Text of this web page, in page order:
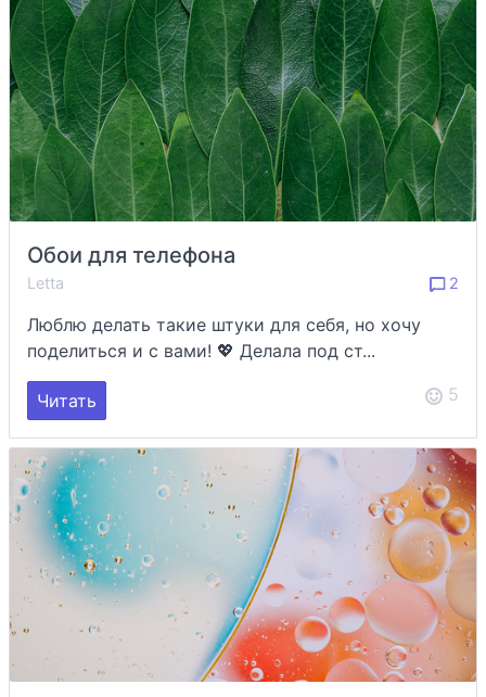
Обои для телефона
Letta 2
Люблю делать такие штуки для себя, но хочу
поделиться и с вами! 💖 Делала под ст...
Читать 5